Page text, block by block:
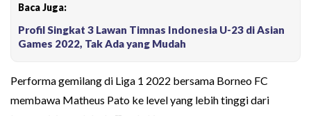
Baca Juga:
Profil Singkat 3 Lawan Timnas Indonesia U-23 di Asian
Games 2022, Tak Ada yang Mudah
Performa gemilang di Liga 1 2022 bersama Borneo FC
membawa Matheus Pato ke level yang lebih tinggi dari